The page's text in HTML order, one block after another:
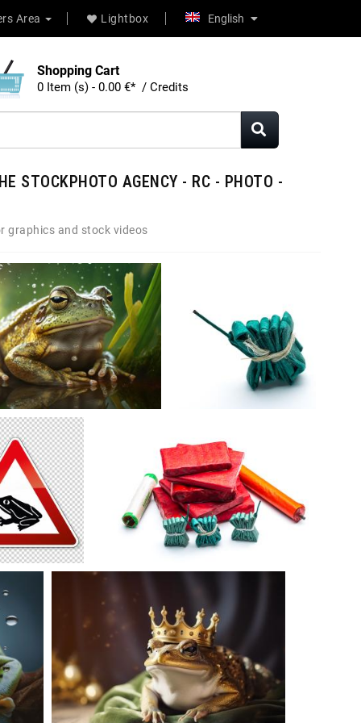
Area Lightbox English
Shopping Cart
0 Item (s) - 0.00 €* / Credits
STOCKPHOTO AGENCY - RC - PHOTO -
graphics and stock videos